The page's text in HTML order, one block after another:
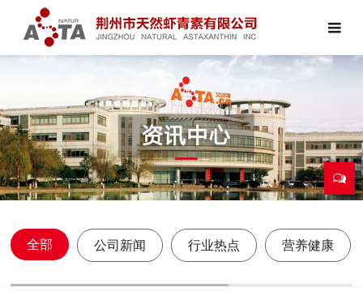
全部 公司新闻 行业热点 营养健康